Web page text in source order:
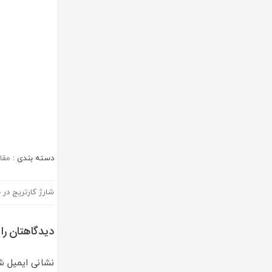
دسته بندی :
راهبری
شارژ کارتریج
دیدگاهتان
نشانی